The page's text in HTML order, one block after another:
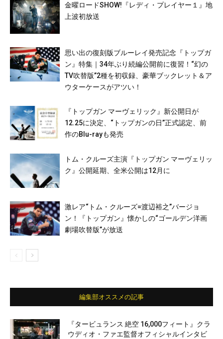
金曜ロードSHOW!『レディ・プレイヤー１』地
上波初放送
思い出の復刻版ブルーレイ発売記念『トップガ
ン』特集｜34年ぶり続編公開前に復習！“幻の
TV吹替版”2種を初収録、豪華ブックレット＆ア
ウターケースがアツい！
『トップガン マーヴェリック』新公開日が
12.25に決定、“トップガンの日”正式認定、前
作のBlu-rayも発売
トム・クルーズ主演『トップガン マーヴェリッ
ク』公開延期、全米公開は12月に
激レア“トム・クルーズ=渡辺裕之”バージョ
ン！『トップガン』懐かしの“ゴールデン洋画
劇場吹替版”が放送
編集部オススメの記事
『タービュランス 絶空 16,000フィート』クラ
ウディオ・ファエ監督オフィシャルインタビ